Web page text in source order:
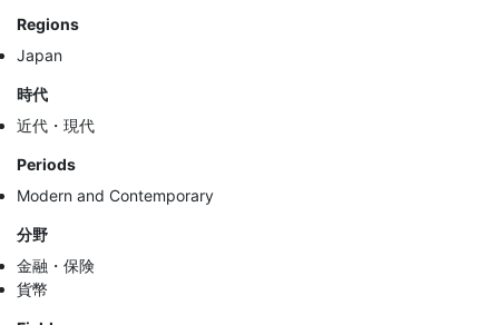
Regions
Japan
時代
近代・現代
Periods
Modern and Contemporary
分野
金融・保険
貨幣